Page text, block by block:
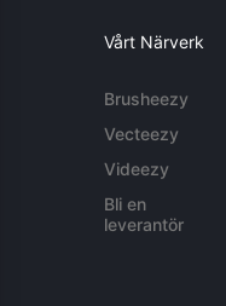
Vårt Närverk
Brusheezy
Vecteezy
Videezy
Bli en
leverantör